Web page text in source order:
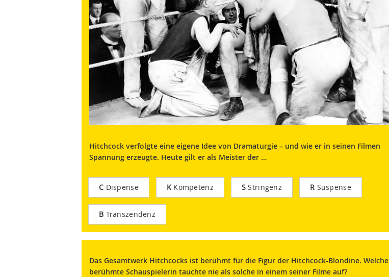
Hitchcock verfolgte eine eigene Idee von Dramaturgie – und wie er in seinen Filmen
Spannung erzeugte. Heute gilt er als Meister der …
C Dispense K Kompetenz S Stringenz R Suspense
B Transzendenz
Das Gesamtwerk Hitchcocks ist berühmt für die Figur der Hitchcock-Blondine. Welche
berühmte Schauspielerin tauchte nie als solche in einem seiner Filme auf?